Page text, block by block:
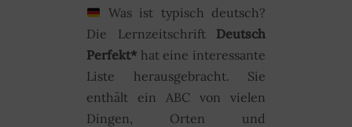
Was ist typisch deutsch?
Die Lernzeitschrift Deutsch
Perfekt* hat eine interessante
Liste herausgebracht. Sie
enthält ein ABC von vielen
Dingen, Orten und